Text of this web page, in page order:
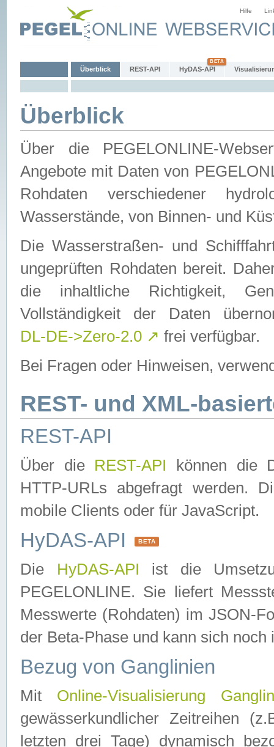
Hilfe
Überblick REST-API HyDAS-API
Überblick
Über die PEGELONLINE-
Angebote mit Daten von
Rohdaten verschiedener
Wasserstände, von Binnen- und
Die Wasserstraßen- und
ungeprüften Rohdaten bereit.
die inhaltliche Richtigkeit,
Vollständigkeit der Daten
DL-DE->Zero-2.0 ↗ frei verfügbar.
Bei Fragen oder Hinweisen,
REST- und XML-
REST-API
Über die REST-API können die
HTTP-URLs abgefragt werden.
mobile Clients oder für JavaScript.
HyDAS-API BETA
Die HyDAS-API ist die
PEGELONLINE. Sie liefert
Messwerte (Rohdaten) im JSON-
der Beta-Phase und kann sich noch
Bezug von Ganglinien
Mit Online-Visualisierung
gewässerkundlicher Zeitreihen
letzten drei Tage) dynamisch